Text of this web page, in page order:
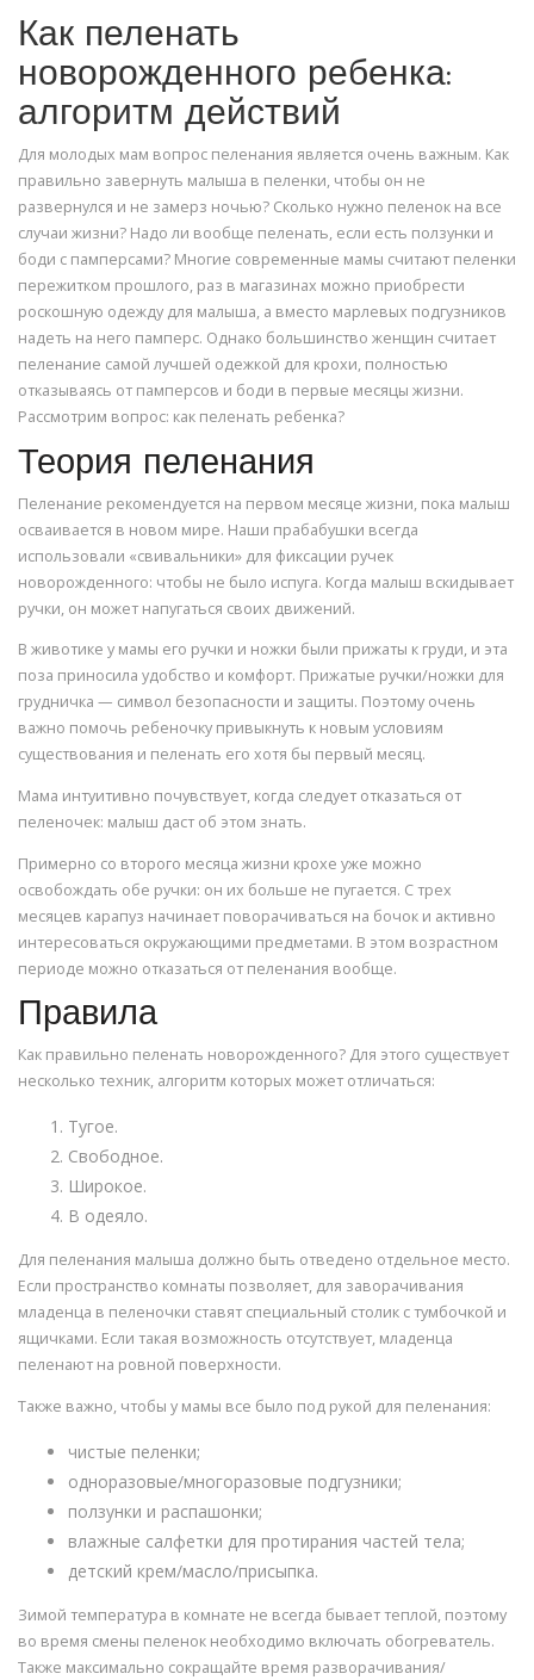
Как пеленать
новорожденного ребенка:
алгоритм действий
Для молодых мам вопрос пеленания является очень важным. Как
правильно завернуть малыша в пеленки, чтобы он не
развернулся и не замерз ночью? Сколько нужно пеленок на все
случаи жизни? Надо ли вообще пеленать, если есть ползунки и
боди с памперсами? Многие современные мамы считают пеленки
пережитком прошлого, раз в магазинах можно приобрести
роскошную одежду для малыша, а вместо марлевых подгузников
надеть на него памперс. Однако большинство женщин считает
пеленание самой лучшей одежкой для крохи, полностью
отказываясь от памперсов и боди в первые месяцы жизни.
Рассмотрим вопрос: как пеленать ребенка?
Теория пеленания
Пеленание рекомендуется на первом месяце жизни, пока малыш
осваивается в новом мире. Наши прабабушки всегда
использовали «свивальники» для фиксации ручек
новорожденного: чтобы не было испуга. Когда малыш вскидывает
ручки, он может напугаться своих движений.
В животике у мамы его ручки и ножки были прижаты к груди, и эта
поза приносила удобство и комфорт. Прижатые ручки/ножки для
грудничка — символ безопасности и защиты. Поэтому очень
важно помочь ребеночку привыкнуть к новым условиям
существования и пеленать его хотя бы первый месяц.
Мама интуитивно почувствует, когда следует отказаться от
пеленочек: малыш даст об этом знать.
Примерно со второго месяца жизни крохе уже можно
освобождать обе ручки: он их больше не пугается. С трех
месяцев карапуз начинает поворачиваться на бочок и активно
интересоваться окружающими предметами. В этом возрастном
периоде можно отказаться от пеленания вообще.
Правила
Как правильно пеленать новорожденного? Для этого существует
несколько техник, алгоритм которых может отличаться:
Тугое.
Свободное.
Широкое.
В одеяло.
Для пеленания малыша должно быть отведено отдельное место.
Если пространство комнаты позволяет, для заворачивания
младенца в пеленочки ставят специальный столик с тумбочкой и
ящичками. Если такая возможность отсутствует, младенца
пеленают на ровной поверхности.
Также важно, чтобы у мамы все было под рукой для пеленания:
чистые пеленки;
одноразовые/многоразовые подгузники;
ползунки и распашонки;
влажные салфетки для протирания частей тела;
детский крем/масло/присыпка.
Зимой температура в комнате не всегда бывает теплой, поэтому
во время смены пеленок необходимо включать обогреватель.
Также максимально сокращайте время разворачивания/